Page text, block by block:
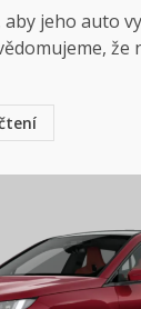
aby jeho auto
že